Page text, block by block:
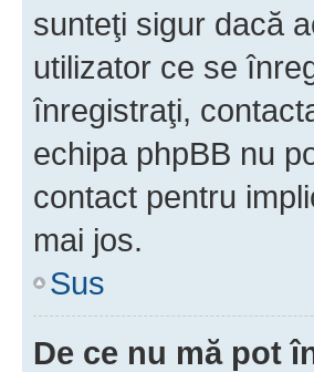
sunteţi sigur dacă
utilizator ce se
înregistraţi,
echipa phpBB nu
contact pentru
mai jos.
Sus
De ce nu mă pot